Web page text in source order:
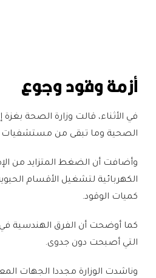
أزمة وقود وجوع
في الأثناء، قالت وزارة الصحة
الصحية وما تبقى من مستشفيات
وأضافت أن الضغط المتزايد من
الكهربائية لتشغيل الأقسام
كميات الوقود.
كما أوضحت أن الفرق الهندسية
التي أصبحت دون جدوى.
وناشدت الوزارة مجددا الجهات